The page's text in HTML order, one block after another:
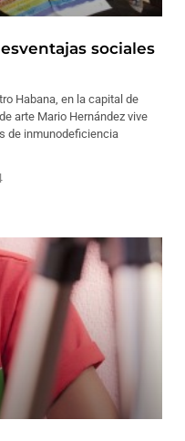
sociales
Habana, en la capital de
arte Mario Hernández vive
de inmunodeficiencia